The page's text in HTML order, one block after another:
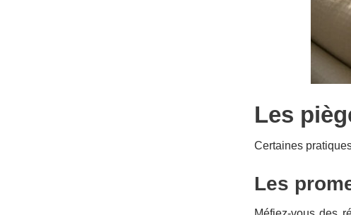
Les
Certaines
Les